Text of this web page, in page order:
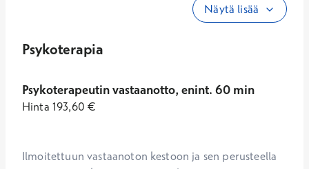
Näytä lisää
Psykoterapia
Psykoterapeutin vastaanotto, enint. 60 min
Hinta 193,60 €
Ilmoitettuun vastaanoton kestoon ja sen perusteella